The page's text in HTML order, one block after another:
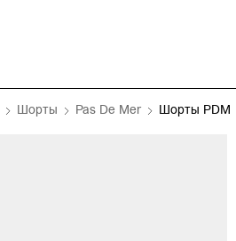
Шорты Pas De Mer Шорты PDM